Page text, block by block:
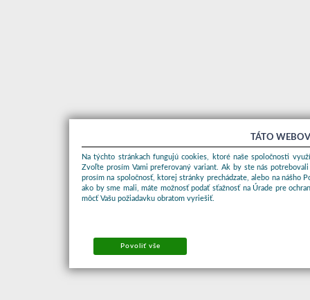
TÁTO
Na týchto stránkach fungujú cookies, ktoré naše spoločnosti
Zvoľte prosím Vami preferovaný variant. Ak by ste nás
prosím na spoločnosť, ktorej stránky prechádzate, alebo na nášho
ako by sme mali, máte možnosť podať sťažnosť na Úrade pre
môcť Vašu požiadavku obratom vyriešiť.
Povoliť vše